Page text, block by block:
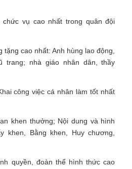
vụ cao nhất trong quân đội
tặng cao nhất: Anh hùng lao động,
trang; nhà giáo nhân dân, thầy
công việc cá nhân làm tốt nhất
khen thưởng; Nội dung và hình
khen, Bằng khen, Huy chương,
quyền, đoàn thể hình thức cao